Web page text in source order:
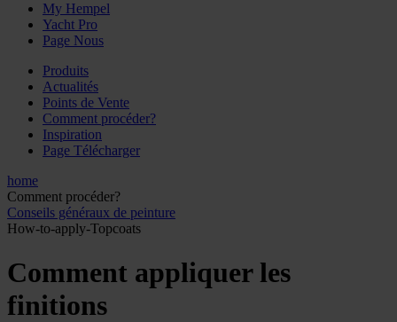
My Hempel
Yacht Pro
Page Nous
Produits
Actualités
Points de Vente
Comment procéder?
Inspiration
Page Télécharger
home
Comment procéder?
Conseils généraux de peinture
How-to-apply-Topcoats
Comment appliquer les
finitions